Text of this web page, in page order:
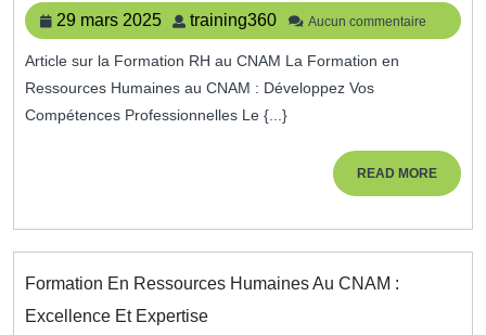
Au
CNAM
Vos
Compétences
29 mars 2025
29
mars
2025
training360 training360
Aucun commentaire
Article sur la Formation RH au CNAM La Formation en
Ressources Humaines au CNAM : Développez Vos
Compétences Professionnelles Le {...}
READ MOREREAD
MORE
Formation En Ressources Humaines Au CNAM :
Excellence Et Expertise